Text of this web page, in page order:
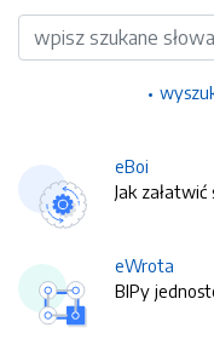
Wyszukiwarka
eBoi
Jak załatwić
eWrota
BIPy